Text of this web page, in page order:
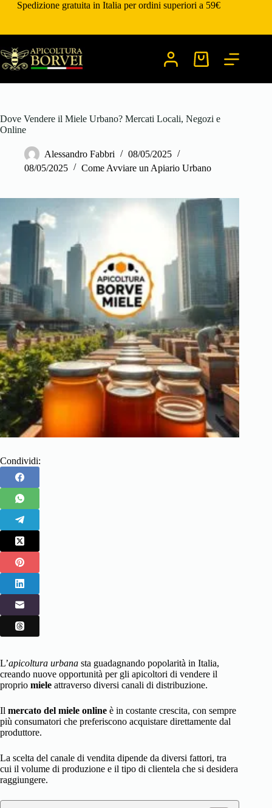
SaltaSpedizione gratuita in Italia per ordini superiori a 59€
Carrello
Dove Vendere il Miele Urbano? Mercati Locali, Negozi e
Online
Alessandro Fabbri
08/05/2025
08/05/2025
Come Avviare un Apiario Urbano
Condividi:
L’apicoltura urbana sta guadagnando popolarità in Italia,
creando nuove opportunità per gli apicoltori di vendere il
proprio miele attraverso diversi canali di distribuzione.
Il mercato del miele online è in costante crescita, con sempre
più consumatori che preferiscono acquistare direttamente dal
produttore.
La scelta del canale di vendita dipende da diversi fattori, tra
cui il volume di produzione e il tipo di clientela che si desidera
raggiungere.